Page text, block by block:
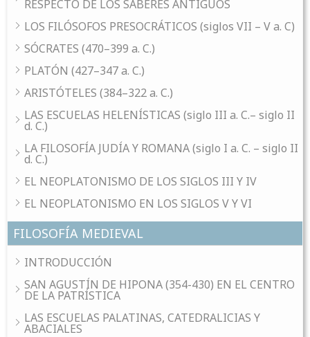
RESPECTO DE LOS SABERES ANTIGUOS
LOS FILÓSOFOS PRESOCRÁTICOS (siglos VII – V a. C)
SÓCRATES (470–399 a. C.)
PLATÓN (427–347 a. C.)
ARISTÓTELES (384–322 a. C.)
LAS ESCUELAS HELENÍSTICAS (siglo III a. C.– siglo II
d. C.)
LA FILOSOFÍA JUDÍA Y ROMANA (siglo I a. C. – siglo II
d. C.)
EL NEOPLATONISMO DE LOS SIGLOS III Y IV
EL NEOPLATONISMO EN LOS SIGLOS V Y VI
FILOSOFÍA MEDIEVAL
INTRODUCCIÓN
SAN AGUSTÍN DE HIPONA (354-430) EN EL CENTRO
DE LA PATRÍSTICA
LAS ESCUELAS PALATINAS, CATEDRALICIAS Y
ABACIALES